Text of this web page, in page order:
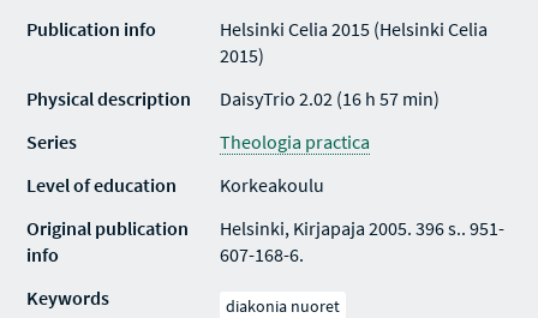
Publication info
Helsinki Celia 2015 (Helsinki Celia
2015)
Physical description
DaisyTrio 2.02 (16 h 57 min)
Series
Theologia practica
Level of education
Korkeakoulu
Original publication
info
Helsinki, Kirjapaja 2005. 396 s.. 951-
607-168-6.
Keywords
diakonia nuoret